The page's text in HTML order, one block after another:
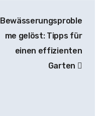
Bewässerungsproble
me gelöst: Tipps für
einen effizienten
Garten